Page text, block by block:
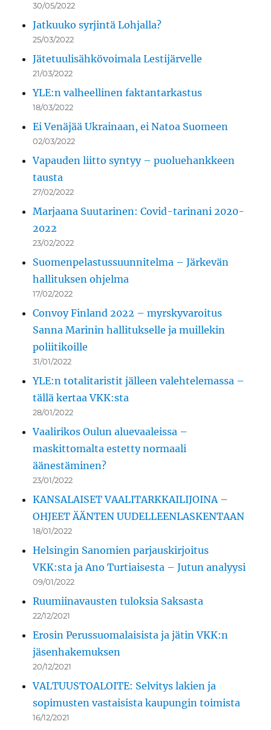
30/05/2022
Jatkuuko syrjintä Lohjalla?
25/03/2022
Jätetuulisähkövoimala Lestijärvelle
21/03/2022
YLE:n valheellinen faktantarkastus
18/03/2022
Ei Venäjää Ukrainaan, ei Natoa Suomeen
02/03/2022
Vapauden liitto syntyy – puoluehankkeen
tausta
27/02/2022
Marjaana Suutarinen: Covid-tarinani 2020-
2022
23/02/2022
Suomenpelastussuunnitelma – Järkevän
hallituksen ohjelma
17/02/2022
Convoy Finland 2022 – myrskyvaroitus
Sanna Marinin hallitukselle ja muillekin
poliitikoille
31/01/2022
YLE:n totalitaristit jälleen valehtelemassa –
tällä kertaa VKK:sta
28/01/2022
Vaalirikos Oulun aluevaaleissa –
maskittomalta estetty normaali
äänestäminen?
23/01/2022
KANSALAISET VAALITARKKAILIJOINA –
OHJEET ÄÄNTEN UUDELLEENLASKENTAAN
18/01/2022
Helsingin Sanomien parjauskirjoitus
VKK:sta ja Ano Turtiaisesta – Jutun analyysi
09/01/2022
Ruumiinavausten tuloksia Saksasta
22/12/2021
Erosin Perussuomalaisista ja jätin VKK:n
jäsenhakemuksen
20/12/2021
VALTUUSTOALOITE: Selvitys lakien ja
sopimusten vastaisista kaupungin toimista
16/12/2021